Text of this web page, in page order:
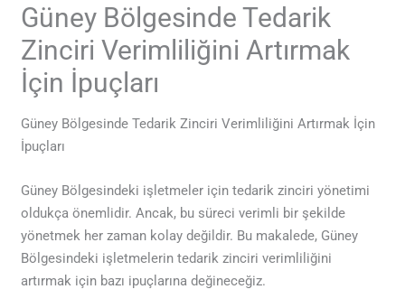
Güney Bölgesinde Tedarik
Zinciri Verimliliğini Artırmak
İçin İpuçları
Güney Bölgesinde Tedarik Zinciri Verimliliğini Artırmak İçin
İpuçları
Güney Bölgesindeki işletmeler için tedarik zinciri yönetimi
oldukça önemlidir. Ancak, bu süreci verimli bir şekilde
yönetmek her zaman kolay değildir. Bu makalede, Güney
Bölgesindeki işletmelerin tedarik zinciri verimliliğini
artırmak için bazı ipuçlarına değineceğiz.